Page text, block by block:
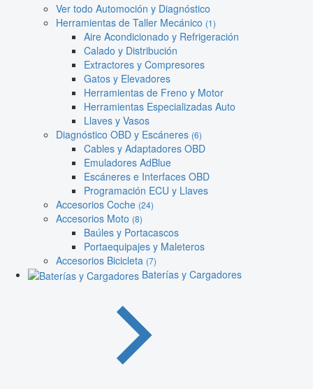
Ver todo Automoción y Diagnóstico
Herramientas de Taller Mecánico (1)
Aire Acondicionado y Refrigeración
Calado y Distribución
Extractores y Compresores
Gatos y Elevadores
Herramientas de Freno y Motor
Herramientas Especializadas Auto
Llaves y Vasos
Diagnóstico OBD y Escáneres (6)
Cables y Adaptadores OBD
Emuladores AdBlue
Escáneres e Interfaces OBD
Programación ECU y Llaves
Accesorios Coche (24)
Accesorios Moto (8)
Baúles y Portacascos
Portaequipajes y Maleteros
Accesorios Bicicleta (7)
Baterías y Cargadores